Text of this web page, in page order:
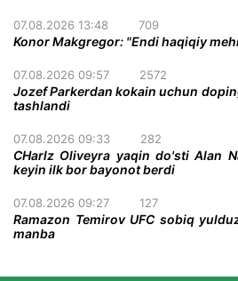
07.08.2026 13:48 709
Konor Makgregor: "Endi haqiqiy
07.08.2026 09:57 2572
Jozef Parkerdan kokain uchun
tashlandi
07.08.2026 09:33 282
CHarlz Oliveyra yaqin do'sti Alan
keyin ilk bor bayonot berdi
07.08.2026 09:27 127
Ramazon Temirov UFC sobiq
manba